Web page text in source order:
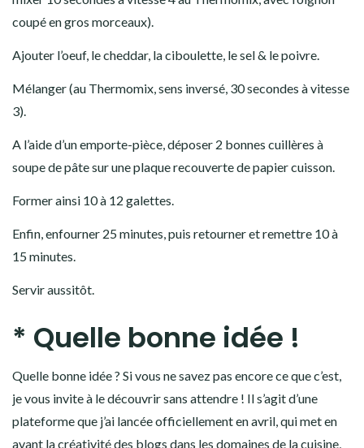
coupé en gros morceaux).
Ajouter l’oeuf, le cheddar, la ciboulette, le sel & le poivre.
Mélanger (au Thermomix, sens inversé, 30 secondes à vitesse
3).
A l’aide d’un emporte-pièce, déposer 2 bonnes cuillères à
soupe de pâte sur une plaque recouverte de papier cuisson.
Former ainsi 10 à 12 galettes.
Enfin, enfourner 25 minutes, puis retourner et remettre 10 à
15 minutes.
Servir aussitôt.
* Quelle bonne idée !
Quelle bonne idée ? Si vous ne savez pas encore ce que c’est,
je vous invite à le découvrir sans attendre ! Il s’agit d’une
plateforme que j’ai lancée officiellement en avril, qui met en
avant la créativité des blogs dans les domaines de la cuisine,